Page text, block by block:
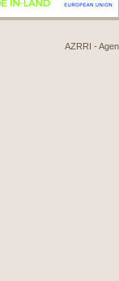
AZRRI -